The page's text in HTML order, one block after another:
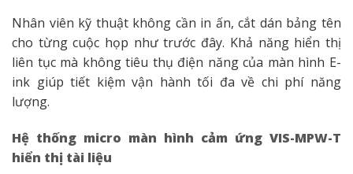
Nhân viên kỹ thuật không cần in ấn, cắt dán bảng tên
cho từng cuộc họp như trước đây. Khả năng hiển thị
liên tục mà không tiêu thụ điện năng của màn hình E-
ink giúp tiết kiệm vận hành tối đa về chi phí năng
lượng.
Hệ thống micro màn hình cảm ứng VIS-MPW-T
hiển thị tài liệu